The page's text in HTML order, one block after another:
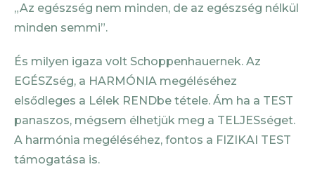
„Az egészség nem minden, de az egészség nélkül
minden semmi”.
És milyen igaza volt Schoppenhauernek. Az
EGÉSZség, a HARMÓNIA megéléséhez
elsődleges a Lélek RENDbe tétele. Ám ha a TEST
panaszos, mégsem élhetjük meg a TELJESséget.
A harmónia megéléséhez, fontos a FIZIKAI TEST
támogatása is.